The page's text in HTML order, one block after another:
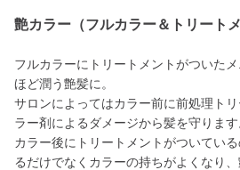
艶カラー（フルカラー＆トリート
フルカラーにトリートメントがついた
ほど潤う艶髪に。
サロンによってはカラー前に前処理ト
ラー剤によるダメージから髪を守りま
カラー後にトリートメントがついてい
るだけでなくカラーの持ちがよくなり、